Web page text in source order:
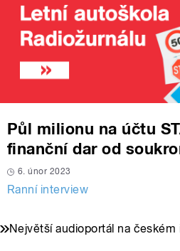
Půl milionu na účtu
finanční dar od
6. únor 2023
Ranní interview
Největší audioportál na českém